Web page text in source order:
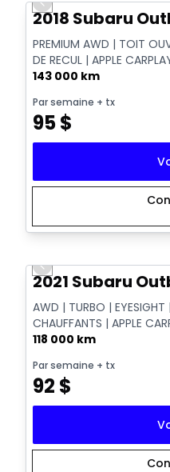
Previous slide
2018 Subaru
PREMIUM AWD | TOIT
DE RECUL | APPLE
143 000 km
Par semaine + tx
95$
Vidéo disponible
Previous slide
2021 Subaru
AWD | TURBO |
CHAUFFANTS | APPLE
118 000 km
Par semaine + tx
92 $